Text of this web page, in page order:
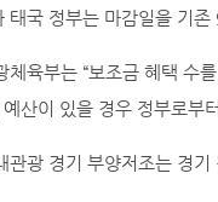
태국 정부는 마감일을 기
체육부는 “보조금 혜택 수
산이 있을 경우 정부로부
관광 경기 부양저조는 경